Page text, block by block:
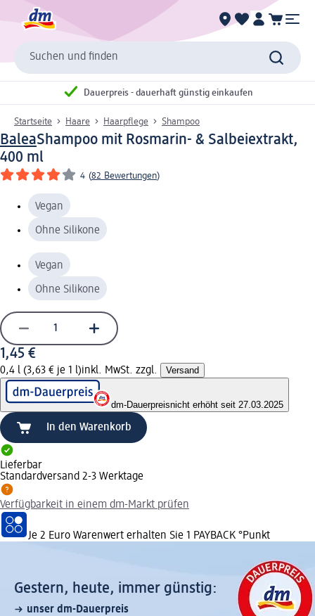
Suchen und finden
Dauerpreis - dauerhaft günstig einkaufen
Startseite Haare Haarpflege Shampoo
BaleaShampoo mit Rosmarin- & Salbeiextrakt,
400 ml
4 (82 Bewertungen)
Vegan
Ohne Silikone
Vegan
Ohne Silikone
1,45 €
0,4 l (3,63 € je 1 l)inkl. MwSt. zzgl. Versand
dm-Dauerpreisnicht erhöht seit 27.03.2025
In den Warenkorb
Lieferbar
Standardversand 2-3 Werktage
Verfügbarkeit in einem dm-Markt prüfen
Je 2 Euro Warenwert erhalten Sie 1 PAYBACK °Punkt
Gestern, heute, immer günstig:
unser dm-Dauerpreis